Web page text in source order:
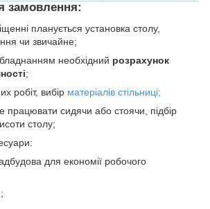
замовлення:
планується установка столу,
чи звичайне;
необхідний розрахунок
;
робіт, вибір матеріалів стільниці;
працювати сидячи або стоячи, підбір
столу;
для економії робочого